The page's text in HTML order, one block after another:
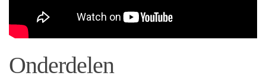
Onderdelen